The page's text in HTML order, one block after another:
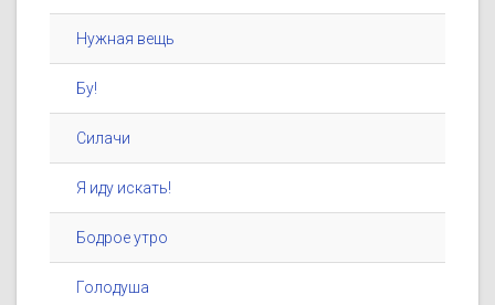
Нужная вещь
Бу!
Силачи
Я иду искать!
Бодрое утро
Голодуша